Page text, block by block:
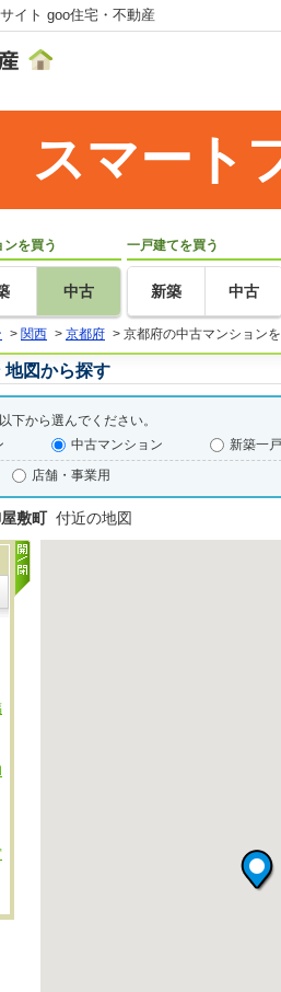
イト goo住宅・不動産
スマート
ンを買う
中古
一戸建てを買う
新築 中古
> 関西 > 京都府 > 京都府の中古マンション
地図から探す
下から選んでください。
中古マンション
新築一
店舗・事業用
敷町付近の地図